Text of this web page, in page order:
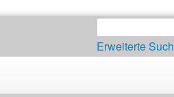
Erweiterte